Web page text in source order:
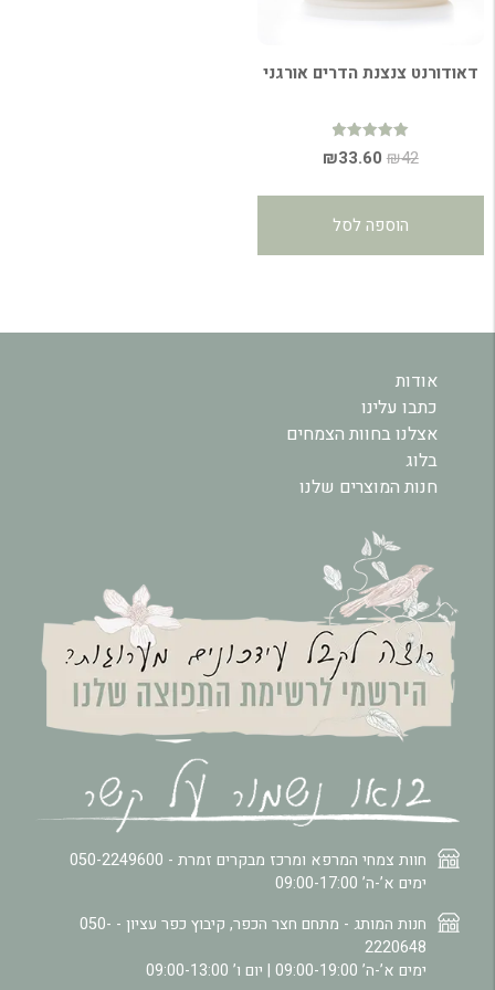
דאודורנט צנצנת הדרים אורגני
דורג
5.00 ₪42
המחיר
₪42.
₪33.60
הוספה לסל
חוות צמחי המרפא ומרכז מבקרים זמרת - 050-2249600
ימים א’-ה’ 09:00-17:00
חנות המותג - מתחם חצר הכפר, קיבוץ כפר עציון - 050-
2220648
ימים א’-ה’ 09:00-19:00 | יום ו’ 09:00-13:00
אודות
כתבו עלינו
אצלנו בחוות הצמחים
בלוג
חנות המוצרים שלנו